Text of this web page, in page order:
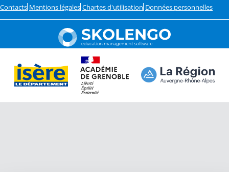
Contacts Mentions légales Chartes d'utilisation Données personnelles